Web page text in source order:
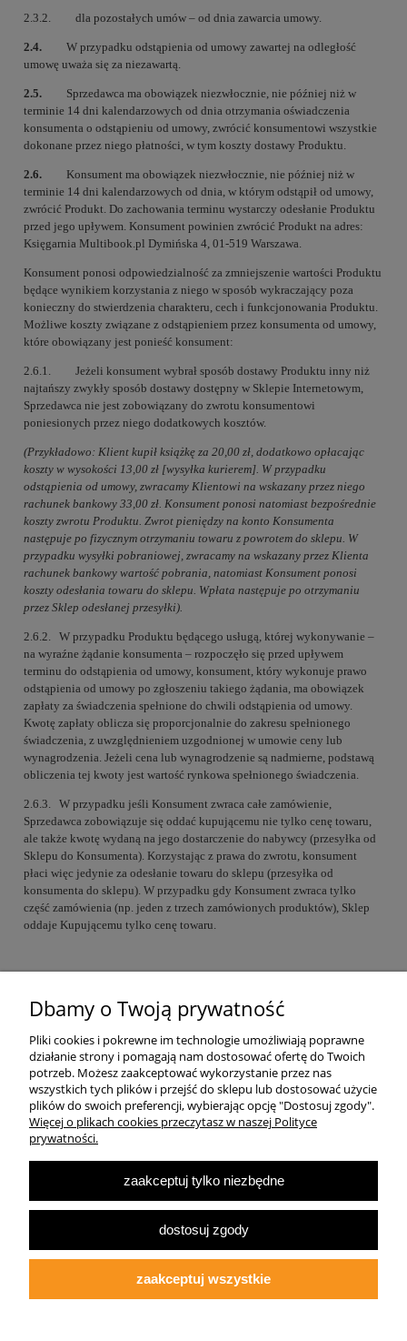
2.3.2. dla pozostałych umów – od dnia zawarcia umowy.
2.4. W przypadku odstąpienia od umowy zawartej na odległość
umowę uważa się za niezawartą.
2.5. Sprzedawca ma obowiązek niezwłocznie, nie później niż w
terminie 14 dni kalendarzowych od dnia otrzymania oświadczenia
konsumenta o odstąpieniu od umowy, zwrócić konsumentowi wszystkie
dokonane przez niego płatności, w tym koszty dostawy Produktu.
2.6. Konsument ma obowiązek niezwłocznie, nie później niż w
terminie 14 dni kalendarzowych od dnia, w którym odstąpił od umowy,
zwrócić Produkt. Do zachowania terminu wystarczy odesłanie Produktu
przed jego upływem. Konsument powinien zwrócić Produkt na adres:
Księgarnia Multibook.pl Dymińska 4, 01-519 Warszawa.
Konsument ponosi odpowiedzialność za zmniejszenie wartości Produktu
będące wynikiem korzystania z niego w sposób wykraczający poza
konieczny do stwierdzenia charakteru, cech i funkcjonowania Produktu.
Możliwe koszty związane z odstąpieniem przez konsumenta od umowy,
które obowiązany jest ponieść konsument:
2.6.1. Jeżeli konsument wybrał sposób dostawy Produktu inny niż
najtańszy zwykły sposób dostawy dostępny w Sklepie Internetowym,
Sprzedawca nie jest zobowiązany do zwrotu konsumentowi
poniesionych przez niego dodatkowych kosztów.
(Przykładowo: Klient kupił książkę za 20,00 zł, dodatkowo opłacając
koszty w wysokości 13,00 zł [wysyłka kurierem]. W przypadku
odstąpienia od umowy, zwracamy Klientowi na wskazany przez niego
rachunek bankowy 33,00 zł. Konsument ponosi natomiast bezpośrednie
koszty zwrotu Produktu. Zwrot pieniędzy na konto Konsumenta
następuje po fizycznym otrzymaniu towaru z powrotem do sklepu. W
przypadku wysyłki pobraniowej, zwracamy na wskazany przez Klienta
rachunek bankowy wartość pobrania, natomiast Konsument ponosi
koszty odesłania towaru do sklepu. Wpłata następuje po otrzymaniu
przez Sklep odesłanej przesyłki).
2.6.2. W przypadku Produktu będącego usługą, której wykonywanie –
na wyraźne żądanie konsumenta – rozpoczęło się przed upływem
terminu do odstąpienia od umowy, konsument, który wykonuje prawo
odstąpienia od umowy po zgłoszeniu takiego żądania, ma obowiązek
zapłaty za świadczenia spełnione do chwili odstąpienia od umowy.
Kwotę zapłaty oblicza się proporcjonalnie do zakresu spełnionego
świadczenia, z uwzględnieniem uzgodnionej w umowie ceny lub
wynagrodzenia. Jeżeli cena lub wynagrodzenie są nadmierne, podstawą
obliczenia tej kwoty jest wartość rynkowa spełnionego świadczenia.
2.6.3. W przypadku jeśli Konsument zwraca całe zamówienie,
Sprzedawca zobowiązuje się oddać kupującemu nie tylko cenę towaru,
ale także kwotę wydaną na jego dostarczenie do nabywcy (przesyłka od
Sklepu do Konsumenta). Korzystając z prawa do zwrotu, konsument
płaci więc jedynie za odesłanie towaru do sklepu (przesyłka od
konsumenta do sklepu). W przypadku gdy Konsument zwraca tylko
część zamówienia (np. jeden z trzech zamówionych produktów), Sklep
oddaje Kupującemu tylko cenę towaru.
Pomoc
Dostawa
Moje konto
Największa Księgarnia Internetowa Po Prawej Stronie, ulubiona księgarnia
Multibook.pl- Wszelkie prawa zastrzeżone.
Księgarnia prawicowa, prawicowe książki, katolicyzm, tradycjonalizm, patriotyzm,
koszulki patriotyczne.
Dbamy o Twoją prywatność
Pliki cookies i pokrewne im technologie umożliwiają poprawne
działanie strony i pomagają nam dostosować ofertę do Twoich
potrzeb. Możesz zaakceptować wykorzystanie przez nas
wszystkich tych plików i przejść do sklepu lub dostosować użycie
plików do swoich preferencji, wybierając opcję "Dostosuj zgody".
Więcej o plikach cookies przeczytasz w naszej Polityce
prywatności.
zaakceptuj tylko niezbędne
dostosuj zgody
zaakceptuj wszystkie